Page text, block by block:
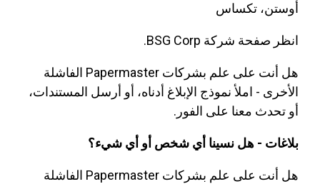
أوستن، تكساس
انظر صفحة شركة BSG Corp.
هل أنت على علم بشركات Papermaster الفاشلة
الأخرى - املأ نموذج الإبلاغ أدناه، أو أرسل المستندات،
أو تحدث معنا على الفور.
بلاغات - هل نسينا أي شخص أو أي شيء؟
هل أنت على علم بشركات Papermaster الفاشلة